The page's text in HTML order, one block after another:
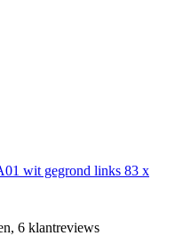
wit gegrond links 83 x
6 klantreviews